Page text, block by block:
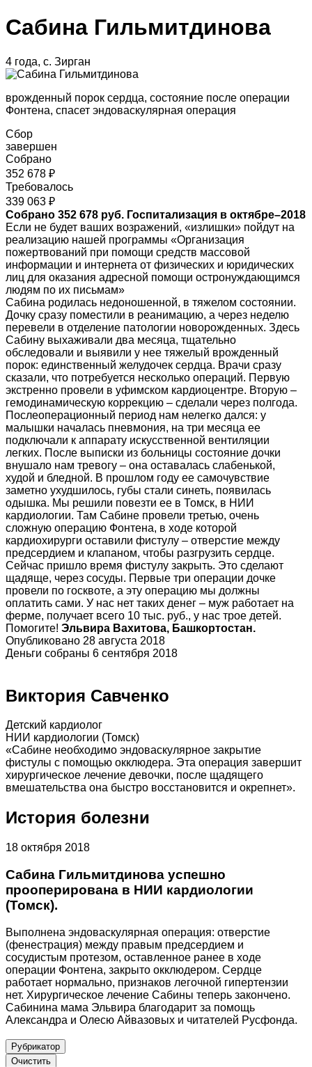
Сабина Гильмитдинова
4 года, с. Зирган
врожденный порок сердца, состояние после операции
Фонтена, спасет эндоваскулярная операция
Сбор
завершен
Собрано
352 678 ₽
Требовалось
339 063 ₽
Собрано 352 678 руб. Госпитализация в октябре–2018
Если не будет ваших возражений, «излишки» пойдут на
реализацию нашей программы «Организация
пожертвований при помощи средств массовой
информации и интернета от физических и юридических
лиц для оказания адресной помощи остронуждающимся
людям по их письмам»
Сабина родилась недоношенной, в тяжелом состоянии.
Дочку сразу поместили в реанимацию, а через неделю
перевели в отделение патологии новорожденных. Здесь
Сабину выхаживали два месяца, тщательно
обследовали и выявили у нее тяжелый врожденный
порок: единственный желудочек сердца. Врачи сразу
сказали, что потребуется несколько операций. Первую
экстренно провели в уфимском кардиоцентре. Вторую –
гемодинамическую коррекцию – сделали через полгода.
Послеоперационный период нам нелегко дался: у
малышки началась пневмония, на три месяца ее
подключали к аппарату искусственной вентиляции
легких. После выписки из больницы состояние дочки
внушало нам тревогу – она оставалась слабенькой,
худой и бледной. В прошлом году ее самочувствие
заметно ухудшилось, губы стали синеть, появилась
одышка. Мы решили повезти ее в Томск, в НИИ
кардиологии. Там Сабине провели третью, очень
сложную операцию Фонтена, в ходе которой
кардиохирурги оставили фистулу – отверстие между
предсердием и клапаном, чтобы разгрузить сердце.
Сейчас пришло время фистулу закрыть. Это сделают
щадяще, через сосуды. Первые три операции дочке
провели по госквоте, а эту операцию мы должны
оплатить сами. У нас нет таких денег – муж работает на
ферме, получает всего 10 тыс. руб., у нас трое детей.
Помогите! Эльвира Вахитова, Башкортостан.
Опубликовано 28 августа 2018
Деньги собраны 6 сентября 2018
Виктория Савченко
Детский кардиолог
НИИ кардиологии (Томск)
«Сабине необходимо эндоваскулярное закрытие
фистулы с помощью окклюдера. Эта операция завершит
хирургическое лечение девочки, после щадящего
вмешательства она быстро восстановится и окрепнет».
История болезни
18 октября 2018
Сабина Гильмитдинова успешно
прооперирована в НИИ кардиологии
(Томск).
Выполнена эндоваскулярная операция: отверстие
(фенестрация) между правым предсердием и
сосудистым протезом, оставленное ранее в ходе
операции Фонтена, закрыто окклюдером. Сердце
работает нормально, признаков легочной гипертензии
нет. Хирургическое лечение Сабины теперь закончено.
Сабинина мама Эльвира благодарит за помощь
Александра и Олесю Айвазовых и читателей Русфонда.
Рубрикатор